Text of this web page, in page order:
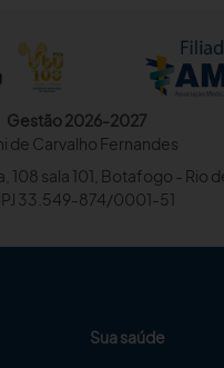
Gestão 2026-2027
de Carvalho Fernandes
108 sala 101, Botafogo - Rio
33.549-874/0001-51
Sua saúde